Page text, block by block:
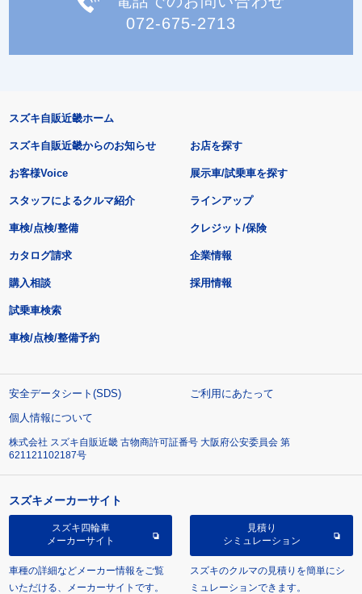
072-675-2713
スズキ自販近畿ホーム
スズキ自販近畿からのお知らせ
お客様Voice
スタッフによるクルマ紹介
お店を探す
展示車/試乗車を探す
ラインアップ
車検/点検/整備 クレジット/保険
カタログ請求
購入相談
試乗車検索
車検/点検/整備予約
企業情報
採用情報
安全データシート(SDS)
ご利用にあたって
個人情報について
株式会社 スズキ自販近畿 古物商許可証番号 大阪府公安委員会 第
621121102187号
スズキメーカーサイト
スズキ四輪車
メーカーサイト
車種の詳細などメーカー情報をご覧
いただける、メーカーサイトです。
見積り
シミュレーション
スズキのクルマの見積りを簡単にシ
ミュレーションできます。